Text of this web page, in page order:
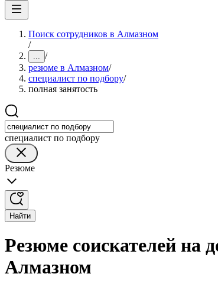
Поиск сотрудников в Алмазном
/
... /
резюме в Алмазном/
специалист по подбору/
полная занятость
специалист по подбору
Резюме
Найти
Резюме соискателей на
Алмазном